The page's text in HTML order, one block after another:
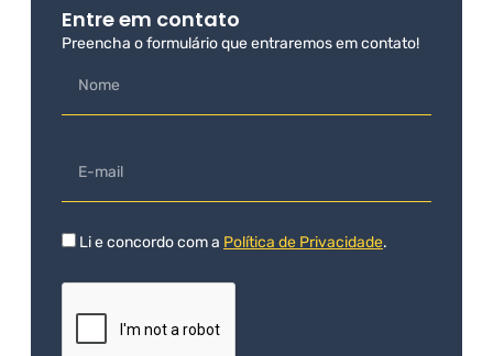
Entre em contato
Preencha o formulário que entraremos em contato!
Li e concordo com a Política de Privacidade.